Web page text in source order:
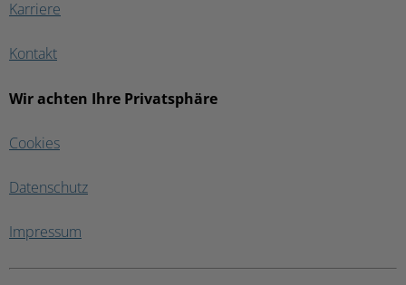
Karriere
Kontakt
Wir achten Ihre Privatsphäre
Cookies
Datenschutz
Impressum